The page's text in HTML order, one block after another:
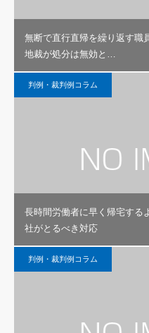
無断で直行直帰を繰り返す職
地裁が処分は無効と…
判例・裁判例コラム
長時間労働者に早く帰宅する
社がとるべき対応
判例・裁判例コラム